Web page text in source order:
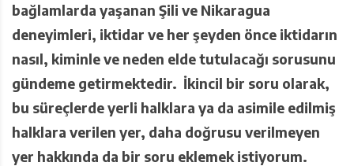
bağlamlarda yaşanan Şili ve Nikaragua
deneyimleri, iktidar ve her şeyden önce iktidarın
nasıl, kiminle ve neden elde tutulacağı sorusunu
gündeme getirmektedir. İkincil bir soru olarak,
bu süreçlerde yerli halklara ya da asimile edilmiş
halklara verilen yer, daha doğrusu verilmeyen
yer hakkında da bir soru eklemek istiyorum.